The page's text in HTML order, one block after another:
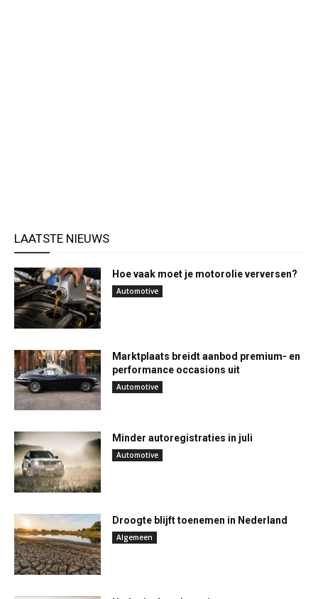
LAATSTE NIEUWS
Hoe vaak moet je motorolie verversen?
Automotive
Marktplaats breidt aanbod premium- en
performance occasions uit
Automotive
Minder autoregistraties in juli
Automotive
Droogte blijft toenemen in Nederland
Algemeen